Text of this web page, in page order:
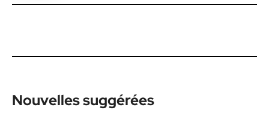
Nouvelles suggérées